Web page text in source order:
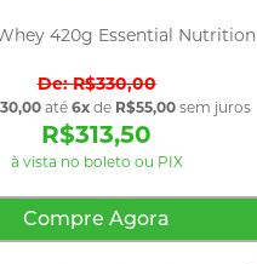
420g Essential Nutrition
R$330,00
até6x de R$55,00 sem juros
R$313,50
à vista no boleto ou PIX
Compre Agora